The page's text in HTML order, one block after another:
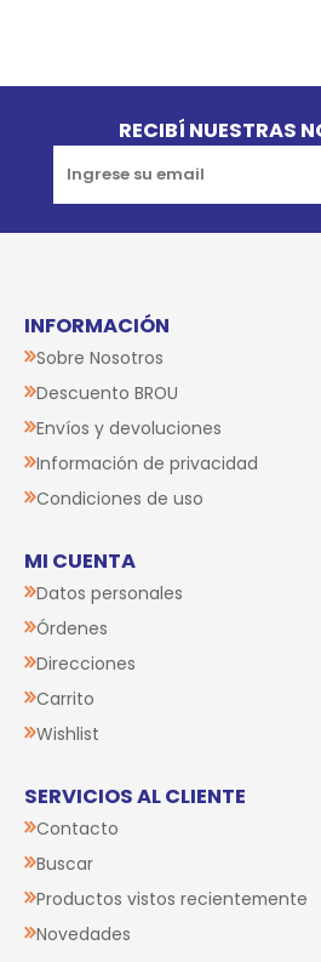
RECIBÍ NUESTRAS
INFORMACIÓN
Sobre Nosotros
Descuento BROU
Envíos y devoluciones
Información de privacidad
Condiciones de uso
MI CUENTA
Datos personales
Órdenes
Direcciones
Carrito
Wishlist
SERVICIOS AL CLIENTE
Contacto
Buscar
Productos vistos recientemente
Novedades